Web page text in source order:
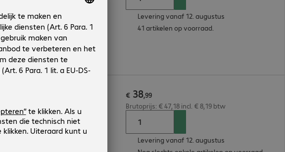
:50/125 µm (multimode)
Levering vanaf 12. augustus
41 artikelen op voorraad.
€ 38,99
Brutoprijs: € 47,18 incl. € 8,19 btw
Levering vanaf 12. augustus